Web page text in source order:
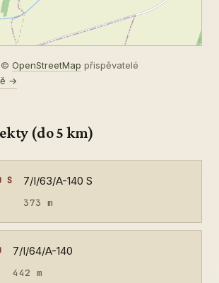
© OpenStreetMap přispěvatelé
→
(do 5 km)
S 7/I/63/A-140 S
373 m
7/I/64/A-140
442 m